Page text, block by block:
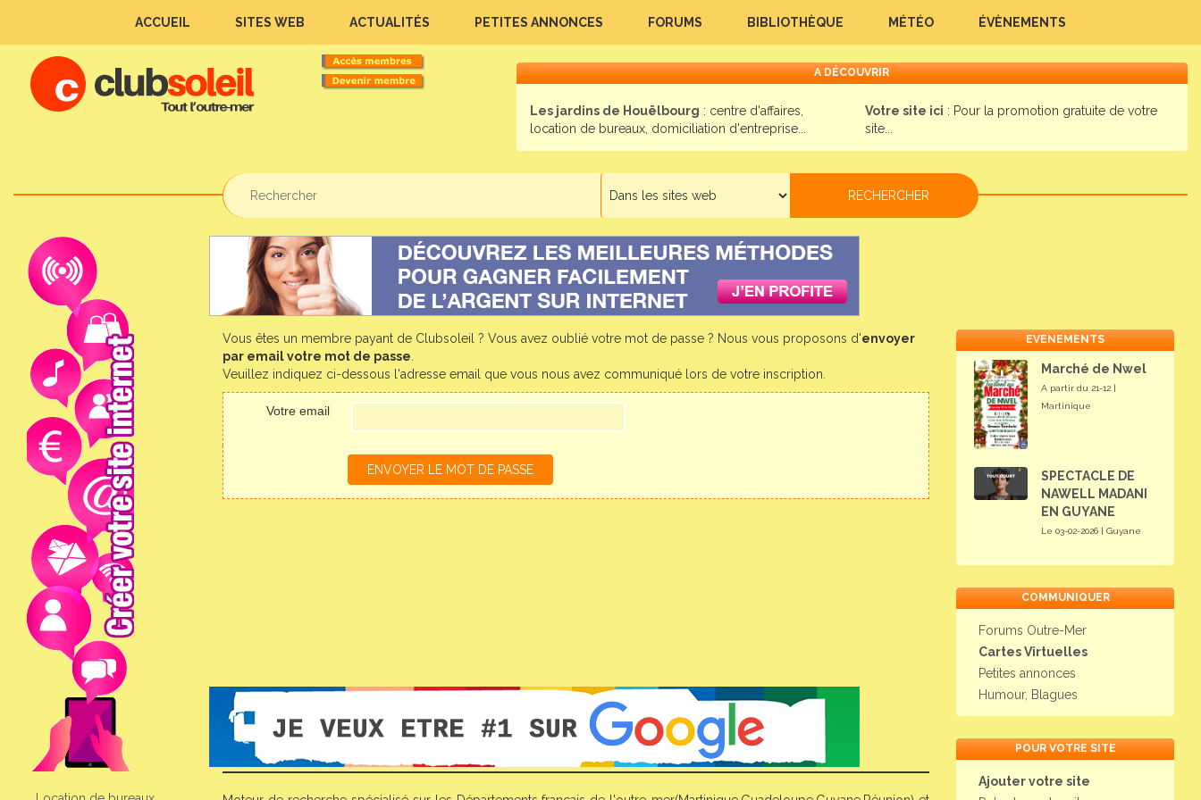
ACCUEIL SITES WEB ACTUALITÉS PETITES ANNONCES FORUMS BIBLIOTHÈQUE MÉTÉO ÉVÈNEMENTS
A DÉCOUVRIR
Les jardins de Houëlbourg : centre d'affaires,
location de bureaux, domiciliation d'entreprise...
Votre site ici : Pour la promotion gratuite de votre
site...
Vous êtes un membre payant de Clubsoleil ? Vous avez oublié votre mot de passe ? Nous vous proposons d'envoyer
par email votre mot de passe
Veuillez indiquez ci-dessous l'adresse email que vous nous avez communiqué lors de votre inscription.
Votre email
EVENEMENTS
Marché de Nwel
A partir du 21-12 |
Martinique
SPECTACLE DE
NAWELL MADANI
EN GUYANE
Le 03-02-2026 | Guyane
COMMUNIQUER
Forums Outre-Mer
Cartes Virtuelles
Petites annonces
Humour, Blagues
POUR VOTRE SITE
Ajouter votre site